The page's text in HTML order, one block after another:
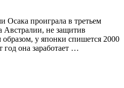
Осака проиграла в третьем
Австралии, не защитив
у японки спишется 2000
год она заработает …